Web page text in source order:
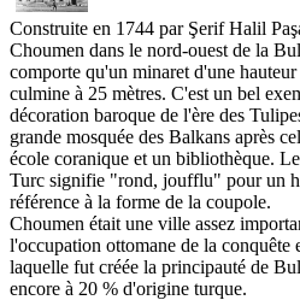
Construite en 1744 par Şerif Halil
Choumen dans le nord-ouest de la
comporte qu'un minaret d'une
culmine à 25 mètres. C'est un bel
décoration baroque de l'ère des
grande mosquée des Balkans après
école coranique et un bibliothèque.
Turc signifie "rond, joufflu" pour un
référence à la forme de la coupole.
Choumen était une ville assez
l'occupation ottomane de la conquête
laquelle fut créée la principauté de
encore à 20 % d'origine turque.